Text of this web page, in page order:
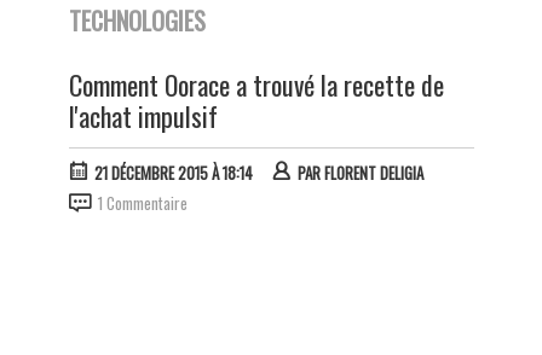
TECHNOLOGIES
Comment Oorace a trouvé la recette de
l'achat impulsif
21 DÉCEMBRE 2015 À 18:14 PARFLORENT DELIGIA
1 Commentaire